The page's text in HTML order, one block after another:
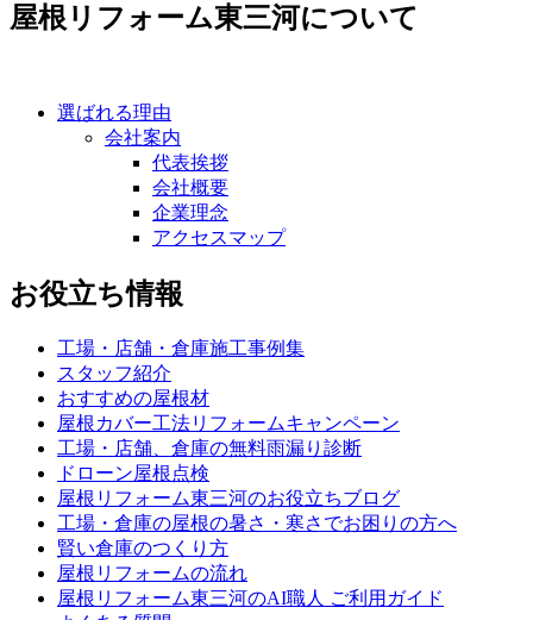
屋根リフォーム東三河について
選ばれる理由
会社案内
代表挨拶
会社概要
企業理念
アクセスマップ
お役立ち情報
工場・店舗・倉庫施工事例集
スタッフ紹介
おすすめの屋根材
屋根カバー工法リフォームキャンペーン
工場・店舗、倉庫の無料雨漏り診断
ドローン屋根点検
屋根リフォーム東三河のお役立ちブログ
工場・倉庫の屋根の暑さ・寒さでお困りの方へ
賢い倉庫のつくり方
屋根リフォームの流れ
屋根リフォーム東三河のAI職人 ご利用ガイド